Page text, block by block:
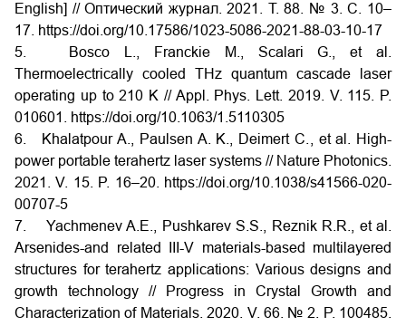
English] // Оптический журнал. 2021. Т. 88. № 3. С. 10–
17. https://doi.org/10.17586/1023-5086-2021-88-03-10-17
5. Bosco L., Franckie M., Scalari G., et al.
Thermoelectrically cooled THz quantum cascade laser
operating up to 210 K // Appl. Phys. Lett. 2019. V. 115. P.
010601. https://doi.org/10.1063/1.5110305
6. Khalatpour A., Paulsen A. K., Deimert C. , et al. High-
power portable terahertz laser systems // Nature Photonics.
2021. V. 15. P. 16–20. https://doi.org/10.1038/s41566-020-
00707-5
7. Yachmenev A.E., Pushkarev S.S., Reznik R.R., et al.
Arsenides-and related III-V materials-based multilayered
structures for terahertz applications: Various designs and
growth technology // Progress in Crystal Growth and
Characterization of Materials. 2020. V. 66. № 2. P. 100485.